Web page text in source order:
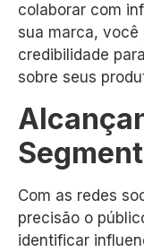
colaborar com
sua marca, você
credibilidade
sobre seus
Com as redes
precisão o
identificar